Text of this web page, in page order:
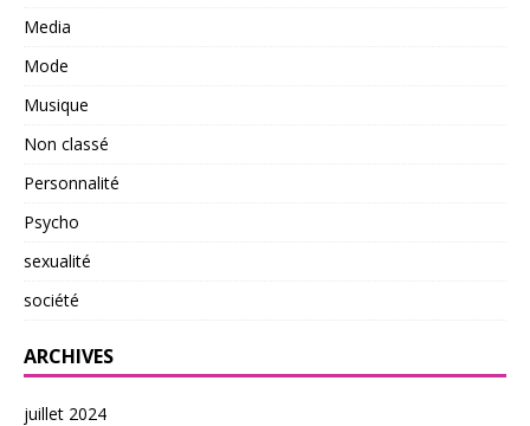
Media
Mode
Musique
Non classé
Personnalité
Psycho
sexualité
société
ARCHIVES
juillet 2024